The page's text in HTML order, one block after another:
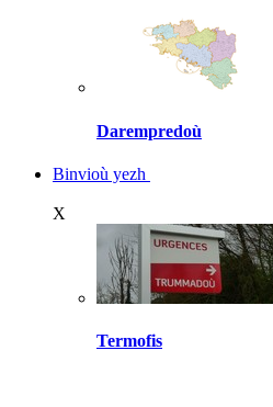
Darempredoù
Binvioù yezh
X
Termofis